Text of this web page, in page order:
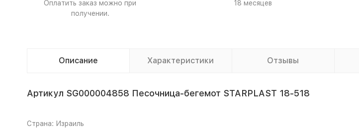
Оплатить заказ можно при
получении.
18 месяцев
Описание Характеристики Отзывы
Артикул SG000004858 Песочница-бегемот STARPLAST 18-518
Страна: Израиль